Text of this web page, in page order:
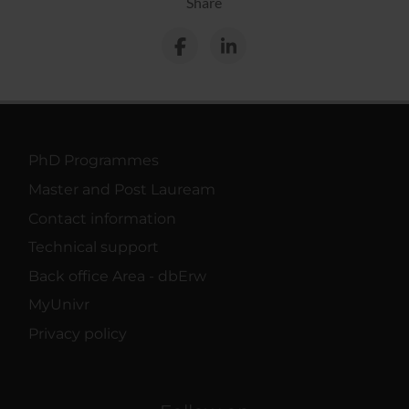
PhD Programmes
Master and Post Lauream
Contact information
Technical support
Back office Area - dbErw
MyUnivr
Privacy policy